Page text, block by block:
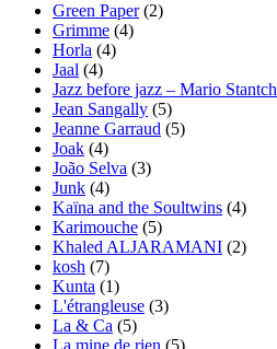
Green Paper(2)
Grimme (4)
Horla (4)
Jaal (4)
Jazz before jazz – Mario
Jean Sangally (5)
Jeanne Garraud (5)
Joak (4)
João Selva (3)
Junk (4)
Kaïna and the Soultwins (4)
Karimouche (5)
Khaled ALJARAMANI (2)
kosh (7)
Kunta (1)
L'étrangleuse (3)
La & Ca (5)
La mine de rien (5)